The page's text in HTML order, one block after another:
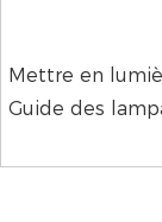
Mettre en
Guide des